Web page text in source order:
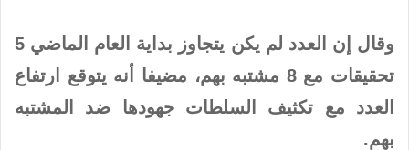
وقال إن العدد لم يكن يتجاوز بداية العام الماضي 5
تحقيقات مع 8 مشتبه بهم، مضيفا أنه يتوقع ارتفاع
العدد مع تكثيف السلطات جهودها ضد المشتبه
بهم.